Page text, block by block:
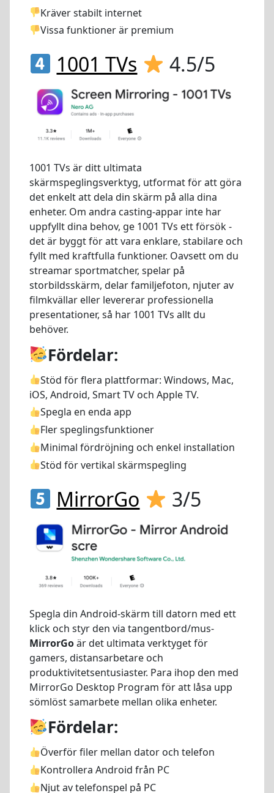
Kräver stabilt internet
Vissa funktioner är premium
1001 TVs 4.5/5
1001 TVs är ditt ultimata
skärmspeglingsverktyg, utformat för att göra
det enkelt att dela din skärm på alla dina
enheter. Om andra casting-appar inte har
uppfyllt dina behov, ge 1001 TVs ett försök -
det är byggt för att vara enklare, stabilare och
fyllt med kraftfulla funktioner. Oavsett om du
streamar sportmatcher, spelar på
storbildsskärm, delar familjefoton, njuter av
filmkvällar eller levererar professionella
presentationer, så har 1001 TVs allt du
behöver.
Fördelar:
Stöd för flera plattformar: Windows, Mac,
iOS, Android, Smart TV och Apple TV.
Spegla en enda app
Fler speglingsfunktioner
Minimal fördröjning och enkel installation
Stöd för vertikal skärmspegling
MirrorGo 3/5
Spegla din Android-skärm till datorn med ett
klick och styr den via tangentbord/mus-
MirrorGoär det ultimata verktyget för
gamers, distansarbetare och
produktivitetsentusiaster. Para ihop den med
MirrorGo Desktop Program för att låsa upp
sömlöst samarbete mellan olika enheter.
Fördelar:
Överför filer mellan dator och telefon
Kontrollera Android från PC
Njut av telefonspel på PC